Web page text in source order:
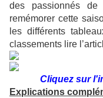
des passionnés
remémorer cette
les différents
classements lire
Cliquez sur
Explications